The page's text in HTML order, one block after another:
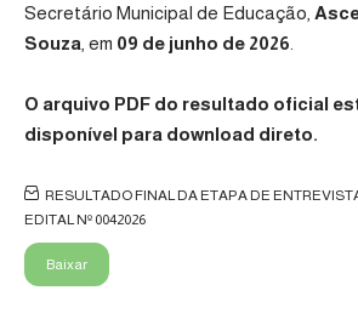
Secretário Municipal de Educação,
Souza , em 09 de junho de 2026
O arquivo PDF do resultado oficial
disponível para download direto.
RESULTADO FINAL DA ETAPA DE
EDITAL Nº 0042026
Baixar